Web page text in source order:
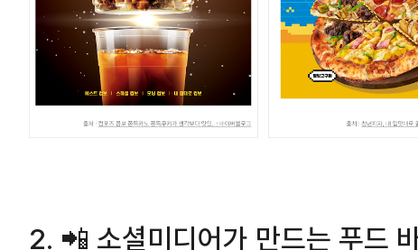
2. 📲 소셜미디어가 만드는 푸드